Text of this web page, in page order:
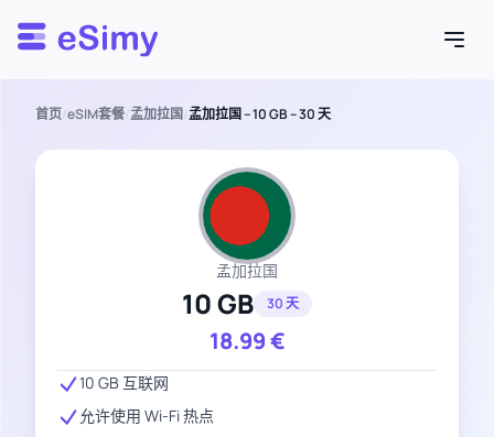
Esimy
首页/eSIM套餐/孟加拉国/孟加拉国 – 10 GB – 30 天
孟加拉国
10 GB 30 天
18.99€
10 GB 互联网
允许使用 Wi-Fi 热点